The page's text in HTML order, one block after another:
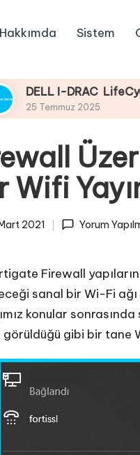
Hakkımda Sistem
I-DRAC LifeCycle
2025
2021 Yorum
Firewall
sanal bir Wi-Fi
konular
gibi bir tane